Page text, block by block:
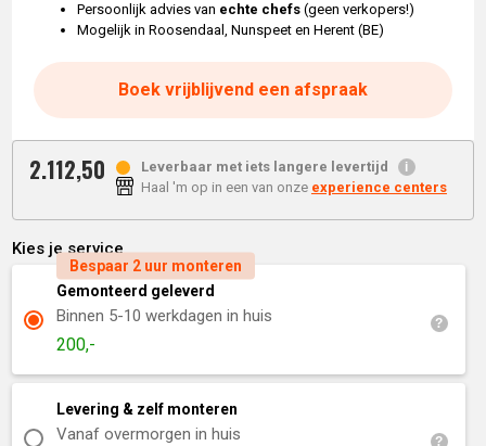
2.112,50
Leverbaar met iets langere levertijd
Haal 'm op in een van onze experience centers
Kies je service
Gemonteerd geleverd
Binnen 5-10 werkdagen in huis
200,-
Bespaar 2 uur monteren
Levering & zelf monteren
Vanaf overmorgen in huis
Persoonlijk advies van echte chefs (geen verkopers!)
Mogelijk in Roosendaal, Nunspeet en Herent (BE)
Boek vrijblijvend een afspraak